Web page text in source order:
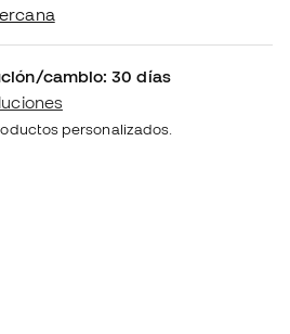
cambio: 30 días
personalizados.